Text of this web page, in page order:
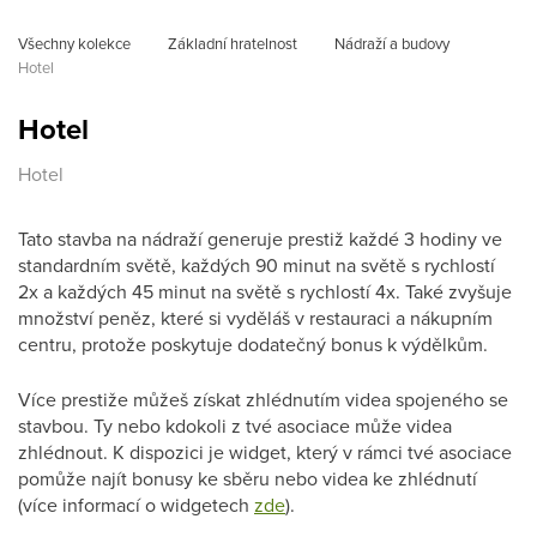
Všechny kolekce Základní hratelnost
Nádraží a budovy
Hotel
Hotel
Hotel
Tato stavba na nádraží generuje prestiž každé 3 hodiny ve
standardním světě, každých 90 minut na světě s rychlostí
2x a každých 45 minut na světě s rychlostí 4x. Také zvyšuje
množství peněz, které si vyděláš v restauraci a nákupním
centru, protože poskytuje dodatečný bonus k výdělkům.
Více prestiže můžeš získat zhlédnutím videa spojeného se
stavbou. Ty nebo kdokoli z tvé asociace může videa
zhlédnout. K dispozici je widget, který v rámci tvé asociace
pomůže najít bonusy ke sběru nebo videa ke zhlédnutí
(více informací o widgetech zde).